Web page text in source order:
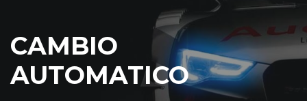
CAMBIO
AUTOMATICO